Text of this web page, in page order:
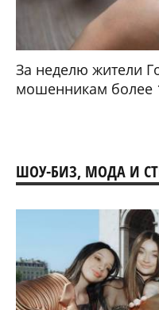
За неделю жители
мошенникам более
ШОУ-БИЗ, МОДА И